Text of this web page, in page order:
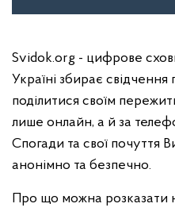
Svidok.org - цифрове
Україні збирає свідчення
поділитися своїм
лише онлайн, а й за
Спогади та свої почуття
анонімно та безпечно.
Про що можна розказати